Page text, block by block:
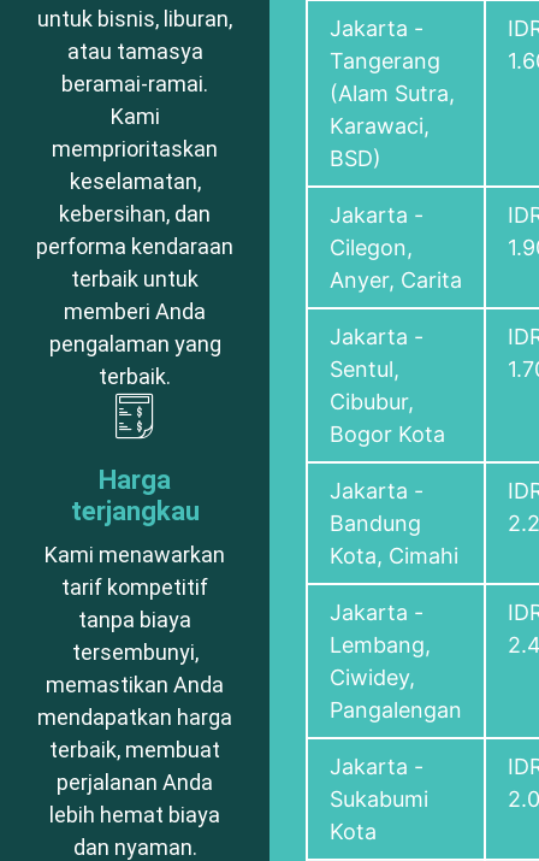
untuk bisnis, liburan,
atau tamasya
beramai-ramai.
Kami
memprioritaskan
keselamatan,
kebersihan, dan
performa kendaraan
terbaik untuk
memberi Anda
pengalaman yang
terbaik.
Harga
terjangkau
Kami menawarkan
tarif kompetitif
tanpa biaya
tersembunyi,
memastikan Anda
mendapatkan harga
terbaik, membuat
perjalanan Anda
lebih hemat biaya
dan nyaman.
Jakarta -
Tangerang
(Alam Sutra,
Karawaci,
BSD)
Jakarta -
Cilegon,
Anyer, Carita
Jakarta -
Sentul,
Cibubur,
Bogor Kota
Jakarta -
Bandung
Kota, Cimahi
Jakarta -
Lembang,
Ciwidey,
Pangalengan
Jakarta -
Sukabumi
Kota